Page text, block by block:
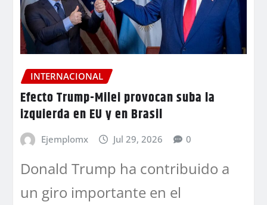
INTERNACIONAL
Efecto Trump-Milei provocan suba la
izquierda en EU y en Brasil
Ejemplomx Jul 29, 2026 0
Donald Trump ha contribuido a
un giro importante en el